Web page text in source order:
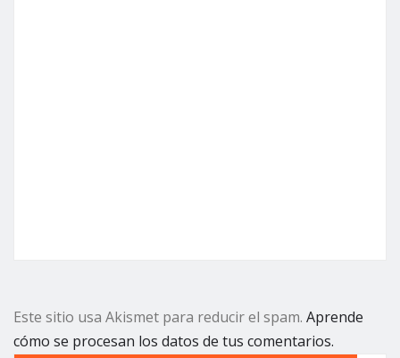
Este sitio usa Akismet para reducir el spam. Aprende
cómo se procesan los datos de tus comentarios.